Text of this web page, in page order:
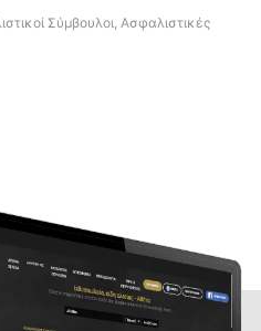
Σύμβουλοι, Ασφαλιστικές